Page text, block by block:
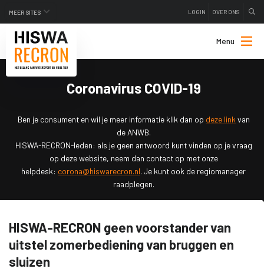
MEER SITES LOGIN OVER ONS
Menu
Coronavirus COVID-19
Ben je consument en wil je meer informatie klik dan op deze link van
de ANWB.
HISWA-RECRON-leden: als je geen antwoord kunt vinden op je vraag
op deze website, neem dan contact op met onze
helpdesk: corona@hiswarecron.nl. Je kunt ook de regiomanager
raadplegen.
HISWA-RECRON geen voorstander van
uitstel zomerbediening van bruggen en
sluizen